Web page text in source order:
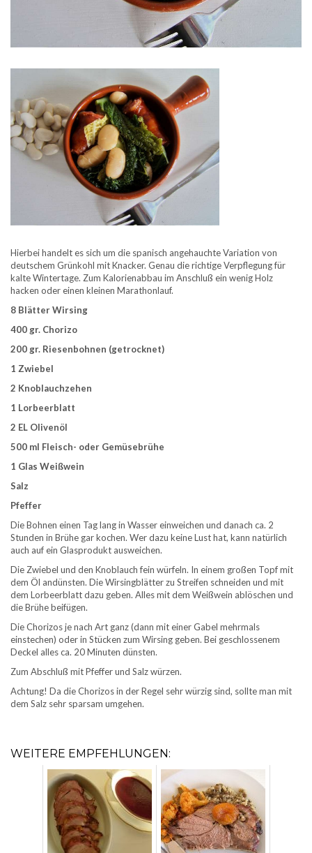
Hierbei handelt es sich um die spanisch angehauchte Variation von
deutschem Grünkohl mit Knacker. Genau die richtige Verpflegung für
kalte Wintertage. Zum Kalorienabbau im Anschluß ein wenig Holz
hacken oder einen kleinen Marathonlauf.
8 Blätter Wirsing
400 gr. Chorizo
200 gr. Riesenbohnen (getrocknet)
1 Zwiebel
2 Knoblauchzehen
1 Lorbeerblatt
2 EL Olivenöl
500 ml Fleisch- oder Gemüsebrühe
1 Glas Weißwein
Salz
Pfeffer
Die Bohnen einen Tag lang in Wasser einweichen und danach ca. 2
Stunden in Brühe gar kochen. Wer dazu keine Lust hat, kann natürlich
auch auf ein Glasprodukt ausweichen.
Die Zwiebel und den Knoblauch fein würfeln. In einem großen Topf mit
dem Öl andünsten. Die Wirsingblätter zu Streifen schneiden und mit
dem Lorbeerblatt dazu geben. Alles mit dem Weißwein ablöschen und
die Brühe beifügen.
Die Chorizos je nach Art ganz (dann mit einer Gabel mehrmals
einstechen) oder in Stücken zum Wirsing geben. Bei geschlossenem
Deckel alles ca. 20 Minuten dünsten.
Zum Abschluß mit Pfeffer und Salz würzen.
Achtung! Da die Chorizos in der Regel sehr würzig sind, sollte man mit
dem Salz sehr sparsam umgehen.
WEITERE EMPFEHLUNGEN: